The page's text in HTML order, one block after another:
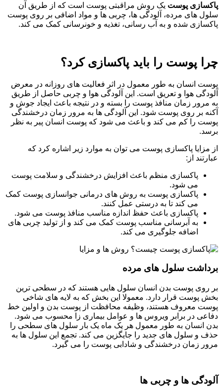
پاکسازی پوست یک روش مراقبتی پوست است که از طریق آن
سلول های مرده، آلودگی ها، چربی ها و مواد اضافی بر روی پوست
پاکسازی شده و به آب رسانی، تغذیه و خونرسانی کمک می کند.
چرا پوست را باید پاکسازی کرد؟
پوست انسان به طور معمول در اثر فعالیت های روزانه در معرض
آلودگی هوا و تعریق است. این آلودگی هوا و چربی حاصل از طریق
به مرور زمان منافذ پوست را بسته و در نتیجه باعث ایجاد جوش و
آکنه بر روی پوست شود. این آلودگی ها به مرور زمان درخشندگی
پوست را کم می کند و باعث می شود که پوست انسان پیر به نظر
برسد.
از مزایا پاکسازی پوست می توان به موارد زیر اشاره کرد که
عبارتند از:
پاکسازی منظم باعث افزایش درخشندگی و سلامت پوست
می شود.
پاکسازی پوست به روش های درمانی جوانسازی پوست کمک
می کند تا به درستی عمل کنند.
پاکسازی باعث حفظ اندازه مناسب منافذ پوست می شود.
به آبرسانی مناسب پوست کمک می کند و از تولید چربی های
اضافه جلوگیری می کند.
برداشت سلول های مرده
بر روی پوست بدن انسان سلول هایی هستند که در سطحی ترین
بخش پوست قرار دارد. معمولا این بخش که به لایه های شاخی
پوست معروف هستند، وظیفه محافظت از پوست بدن و اولین خط
دفاعی در برابر ویروس ها و عوامل بیماری زا محسوب می شود.
بدن انسان به طور معمول هر یک ماه یک بار سلول های سطحی را
حذف و سلول های جدید را جایگزین می کند. تجمع این سلول ها به
مرور زمان درخشندگی و شادابی پوست را می گیرد.
آلودگی ها و چربی ها